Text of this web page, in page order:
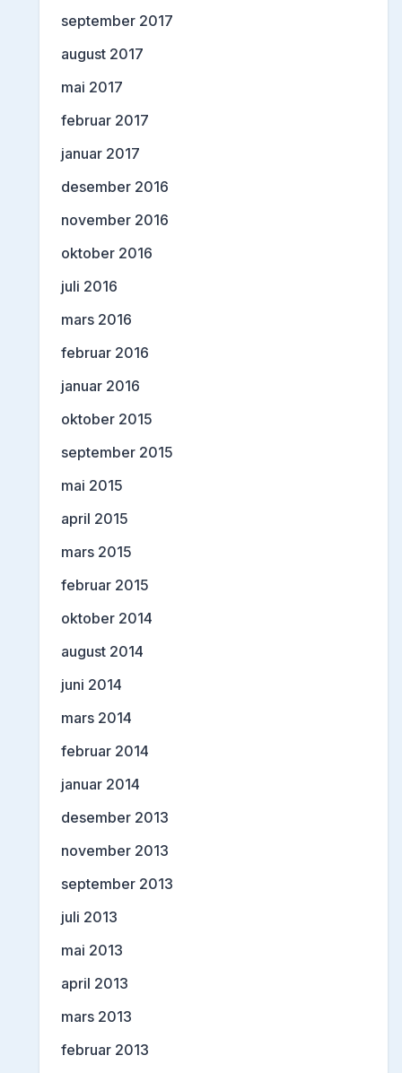
september 2017
august 2017
mai 2017
februar 2017
januar 2017
desember 2016
november 2016
oktober 2016
juli 2016
mars 2016
februar 2016
januar 2016
oktober 2015
september 2015
mai 2015
april 2015
mars 2015
februar 2015
oktober 2014
august 2014
juni 2014
mars 2014
februar 2014
januar 2014
desember 2013
november 2013
september 2013
juli 2013
mai 2013
april 2013
mars 2013
februar 2013